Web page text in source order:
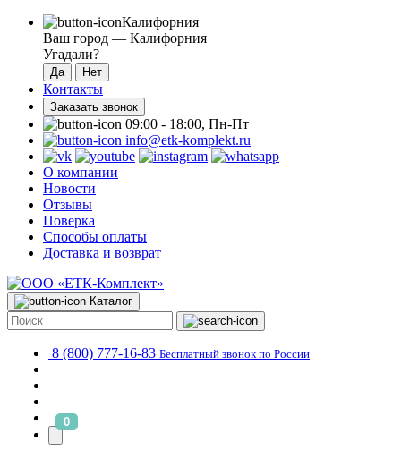
Калифорния
Ваш город — Калифорния
Угадали?
Контакты
Заказать звонок
09:00 - 18:00, Пн-Пт
info@etk-komplekt.ru
О компании
Новости
Отзывы
Поверка
Способы оплаты
Доставка и возврат
Каталог
8 (800) 777-16-83 Бесплатный звонок по России
0